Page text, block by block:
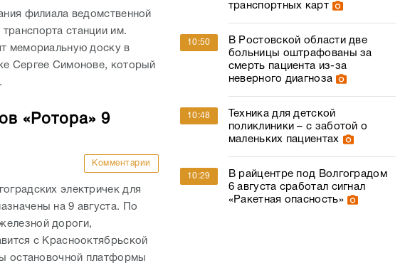
филиала ведомственной
станции им.
мемориальную доску в
Сергее Симонове, который
«Ротора» 9
Комментарии
электричек для
на 9 августа. По
дороги,
с Краснооктябрьской
остановочной платформы
транспортных карт
10:50
В Ростовской области две
больницы оштрафованы за
смерть пациента из-за
неверного диагноза
10:48
Техника для детской
поликлиники – с заботой о
маленьких пациентах
10:29
В райцентре под Волгоградом
6 августа сработал сигнал
«Ракетная опасность»